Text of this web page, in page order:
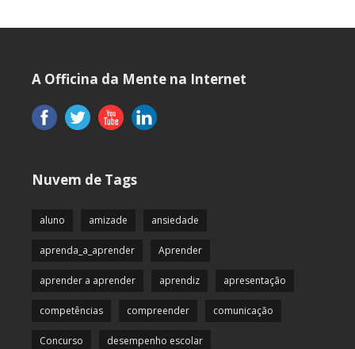
A Officina da Mente na Internet
Nuvem de Tags
aluno amizade ansiedade
aprenda_a_aprender Aprender
aprender a aprender aprendiz apresentação
competências compreender comunicação
Concurso desempenho escolar